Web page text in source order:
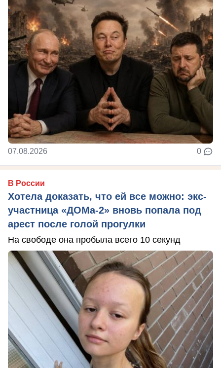
07.08.2026 0
В России
Хотела доказать, что ей все можно: экс-
участница «ДОМа-2» вновь попала под
арест после голой прогулки
На свободе она пробыла всего 10 секунд